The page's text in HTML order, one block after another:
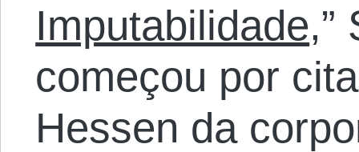
Imputabilidade,”
começou por
Hessen da